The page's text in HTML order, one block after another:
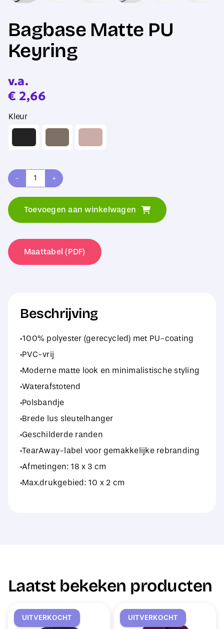
Bagbase Matte PU
Keyring
v.a.
€ 2,66
Kleur
Bagbase
aantal
Toevoegen aan winkelwagen
Maattabel (PDF)
Beschrijving
·100% polyester (gerecycled) met PU-coating
·PVC-vrij
·Moderne matte look en minimalistische styling
·Waterafstotend
·Polsbandje
·Brede lus sleutelhanger
·Geschilderde randen
·TearAway-label voor gemakkelijke rebranding
·Afmetingen: 18 x 3 cm
·Max.drukgebied: 10 x 2 cm
Laatst bekeken producten
UITVERKOCHT UITVERKOCHT